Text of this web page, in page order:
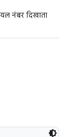
नंबर दिखाता